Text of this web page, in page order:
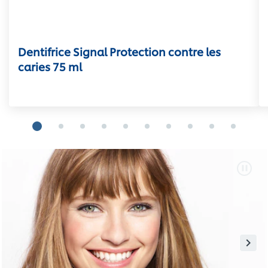
Dentifrice Signal Protection contre les
caries 75 ml